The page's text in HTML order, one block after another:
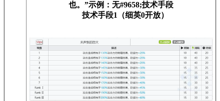
也。”示例：无#9658;技术手段
技术手段1（细英0开放）